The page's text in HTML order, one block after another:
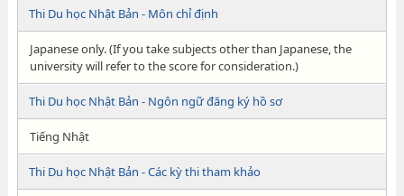
Thi Du học Nhật Bản - Môn chỉ định
Japanese only. (If you take subjects other than Japanese, the
university will refer to the score for consideration.)
Thi Du học Nhật Bản - Ngôn ngữ đăng ký hồ sơ
Tiếng Nhật
Thi Du học Nhật Bản - Các kỳ thi tham khảo